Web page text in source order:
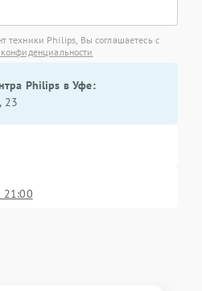
техники Philips, Вы соглашаетесь с
Philips в Уфе:
23
21:00